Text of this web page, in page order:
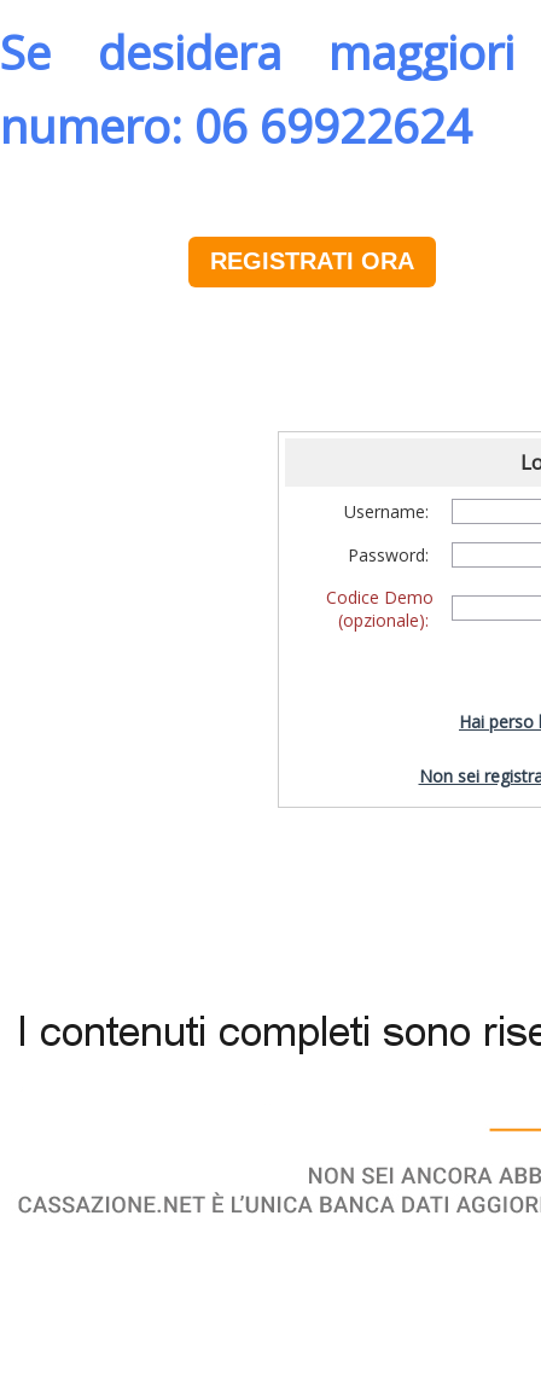
Se desidera
numero: 06 69922624
REGISTRATI ORA
Username:
Password:
Codice Demo
(opzionale):
Hai perso
Non sei